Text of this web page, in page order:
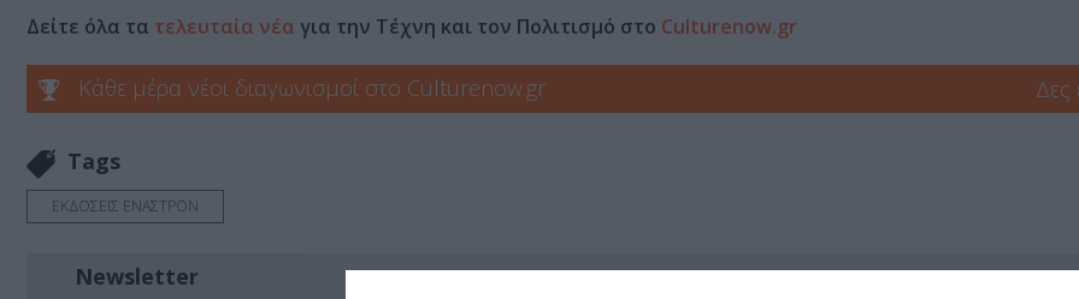
Δείτε όλα τα τελευταία νέα για την Τέχνη και τον Πολιτισμό στο Culturenow.gr
Κάθε μέρα νέοι διαγωνισμοί στο Culturenow.gr Δες
Tags
ΕΚΔΟΣΕΙΣ ΕΝΑΣΤΡΟΝ
Newsletter